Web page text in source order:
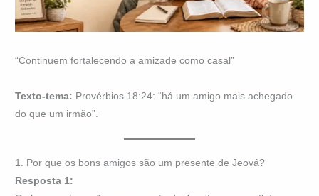
“Continuem fortalecendo a amizade como casal”
Texto-tema: Provérbios 18:24: “há um amigo mais achegado
do que um irmão”.
1. Por que os bons amigos são um presente de Jeová?
Resposta 1: